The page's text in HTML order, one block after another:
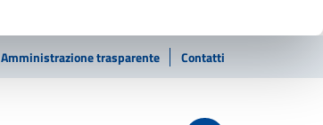
Amministrazione trasparente Contatti